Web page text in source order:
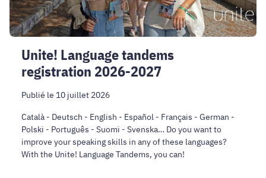
Unite! Language tandems
registration 2026-2027
Publié le 10 juillet 2026
Català - Deutsch - English - Español - Français - German -
Polski - Português - Suomi - Svenska… Do you want to
improve your speaking skills in any of these languages?
With the Unite! Language Tandems, you can!